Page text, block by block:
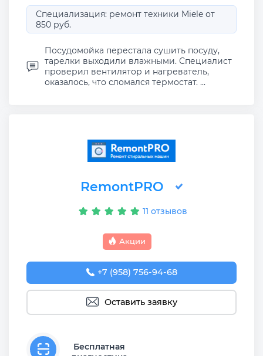
Специализация: ремонт техники Miele от
850 руб.
Посудомойка перестала сушить посуду,
тарелки выходили влажными. Специалист
проверил вентилятор и нагреватель,
оказалось, что сломался термостат. ...
RemontPRO
11 отзывов
Акции
+7 (958) 756-94-68
Оставить заявку
Бесплатная